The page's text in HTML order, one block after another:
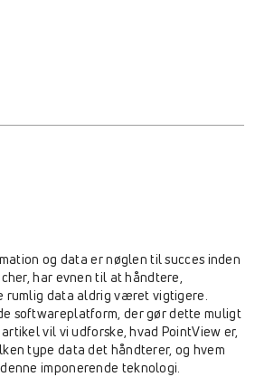
og data er nøglen til succes inden
har evnen til at håndtere,
rumlig data aldrig været vigtigere.
softwareplatform, der gør dette muligt
vil vi udforske, hvad PointView er,
type data det håndterer, og hvem
imponerende teknologi.